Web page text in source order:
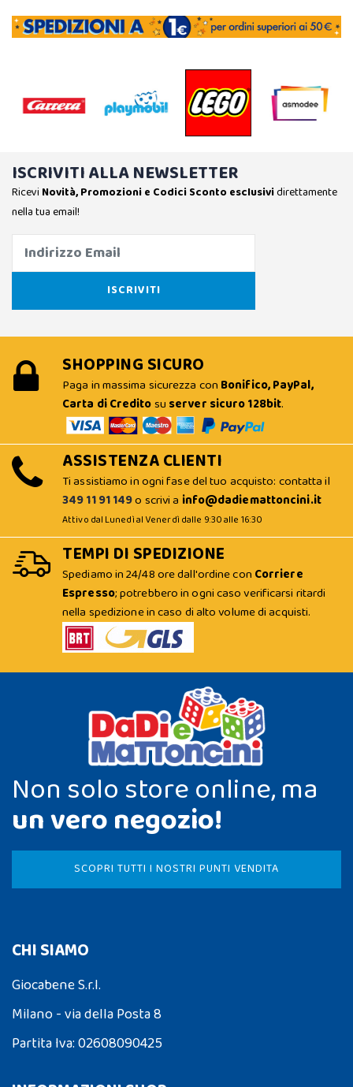
ISCRIVITI ALLA NEWSLETTER
Ricevi Novità, Promozioni e Codici Sconto esclusividirettamente
nella tua email!
SHOPPING SICURO
Paga in massima sicurezza con Bonifico, PayPal,
Carta di Creditosu server sicuro 128bit.
ASSISTENZA CLIENTI
Ti assistiamo in ogni fase del tuo acquisto: contatta il
349 11 91 149o scrivi a info@dadiemattoncini.it
Attivo dal Lunedì al Venerdì dalle 9:30 alle 16:30
TEMPI DI SPEDIZIONE
Spediamo in 24/48 ore dall'ordine con Corriere
Espresso; potrebbero in ogni caso verificarsi ritardi
nella spedizione in caso di alto volume di acquisti.
Non solo store online, ma
un vero negozio!
SCOPRI TUTTI I NOSTRI PUNTI VENDITA
CHI SIAMO
Giocabene S.r.l.
Milano - via della Posta 8
Partita Iva: 02608090425